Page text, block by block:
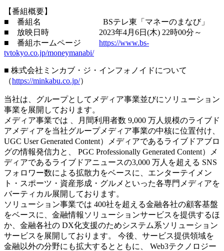
【番組概要】
■ 番組名 BSテレ東「マネーのまなび」
■ 放映日時 2023年4月6日(木) 22時00分～
■ 番組ホームページ https://www.bs-
tvtokyo.co.jp/moneymanabi/
■ 株式会社ミンカブ・ジ・インフォノイドについて
（https://minkabu.co.jp/）
当社は、グループとしてメディア事業並びにソリューション
事業を展開しております。
メディア事業では 、月間利用者数 9,000 万人規模のライブド
アメディアを当社グループメディア事業の中核に位置付け、
UGC User Generated Content）メディアであるライブドアブロ
グの情報発信力と、 PGC Professionally Generated Content）メ
ディアであるライブドアニュースの3,000 万人を超える SNS
フォロワー数による拡散力をベースに、エンターテイメン
ト・スポーツ・資産形成・グルメといった各専門メディアを
バーティカル展開しております。
ソリューション事業では 400社を超える金融各社の顧客基盤
をベースに、金融情報ソリューションサービスを提供するほ
か、金融各社の DX化支援のためシステム系ソリューション
サービスを展開しております。 今後、サービス提供領域を
金融以外の分野にも拡大するとともに、 Web3テクノロジー